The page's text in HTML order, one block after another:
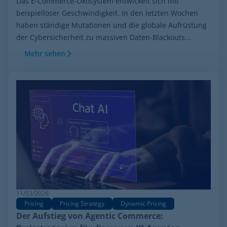
beispielloser Geschwindigkeit. In den letzten Wochen
haben ständige Mutationen und die globale Aufrüstung
der Cybersicherheit zu massiven Daten-Blackouts...
Mehr sehen
11/03/2026
Pricing
Pricing Strategy Dynamic Pricing
Der Aufstieg von Agentic Commerce: